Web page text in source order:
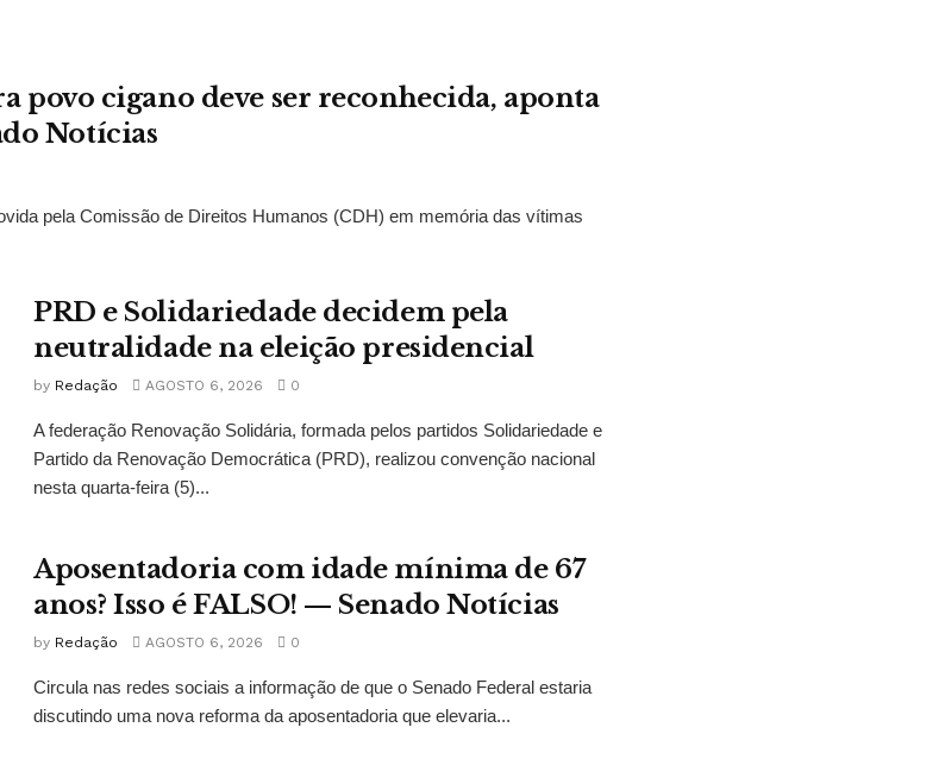
povo cigano deve ser reconhecida, aponta
Notícias
pela Comissão de Direitos Humanos (CDH) em memória das vítimas
PRD e Solidariedade decidem pela
neutralidade na eleição presidencial
by Redação AGOSTO 6, 2026 0
A federação Renovação Solidária, formada pelos partidos Solidariedade e
Partido da Renovação Democrática (PRD), realizou convenção nacional
nesta quarta-feira (5)...
Aposentadoria com idade mínima de 67
anos? Isso é FALSO! — Senado Notícias
by Redação AGOSTO 6, 2026 0
Circula nas redes sociais a informação de que o Senado Federal estaria
discutindo uma nova reforma da aposentadoria que elevaria...